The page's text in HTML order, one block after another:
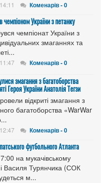
Коменарів - 0
України з петанку
чемпіонат України з
змаганнях та
Коменарів - 0
змагання з багатоборства
Героя України Анатолія Тегзи
відкриті змагання з
багатоборства «WarWar
Коменарів - 0
футбольного Атланта
на мукачівському
Василя Турянчика (СОК
м...